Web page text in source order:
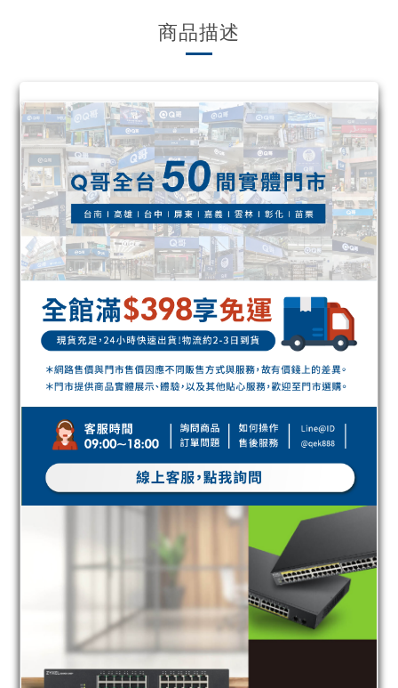
商品描述